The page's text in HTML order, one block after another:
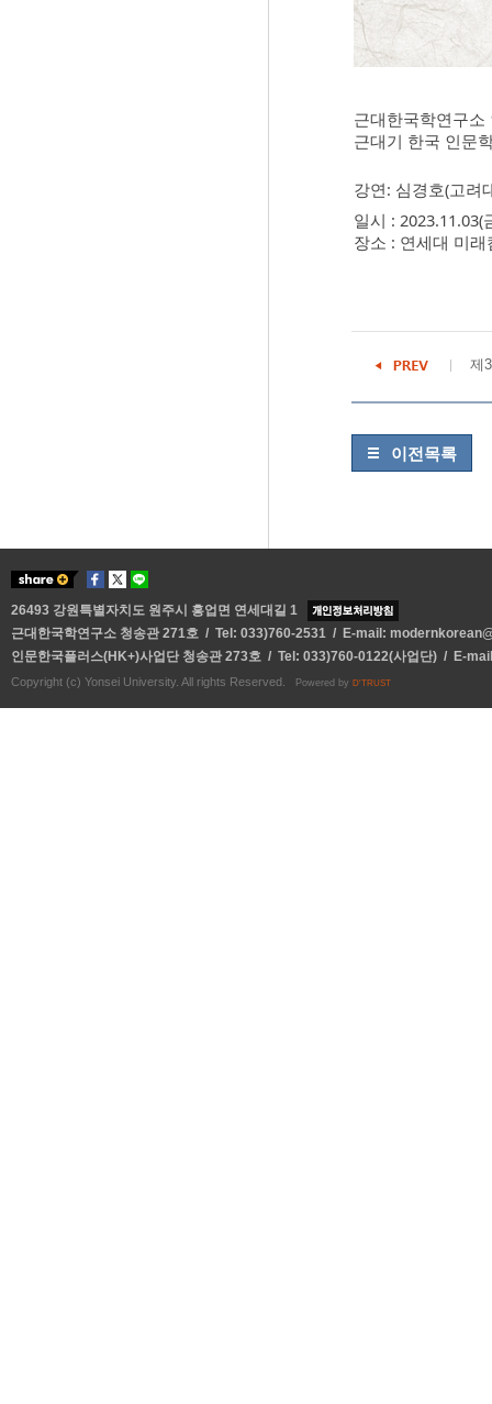
근대한국학연구소
근대기 한국 인문
강연: 심경호(고려
일시 : 2023.11.03(
장소 : 연세대 미
제
이전목록
26493 강원특별자치도 원주시 흥업면 연세대길 1
근대한국학연구소 청송관 271호 / Tel: 033)760-2531 / E-mail:
인문한국플러스(HK+)사업단 청송관 273호 / Tel: 033)760-0122(사업단) / E-
Copyright (c) Yonsei University. All rights Reserved. Powered by D'TRUST